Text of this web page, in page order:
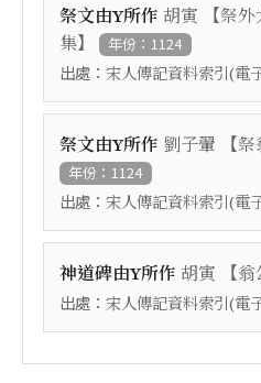
祭文由Y所作 胡寅 【祭外
集】 年份：1124
出處： 宋人傳記資料索引(電
祭文由Y所作 劉子翬 【祭
年份：1124
出處： 宋人傳記資料索引(電
神道碑由Y所作 胡寅 【翁
出處： 宋人傳記資料索引(電